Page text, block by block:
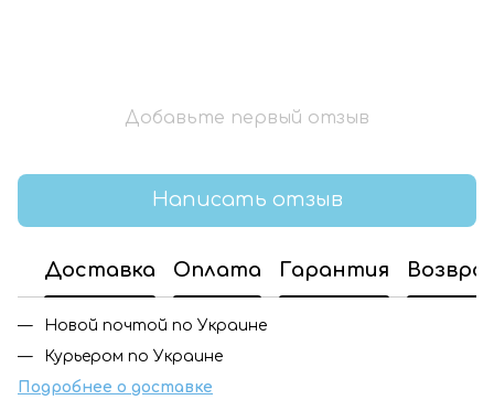
Добавьте первый отзыв
Написать отзыв
Доставка Оплата Гарантия
Новой почтой по Украине
Курьером по Украине
Подробнее о доставке